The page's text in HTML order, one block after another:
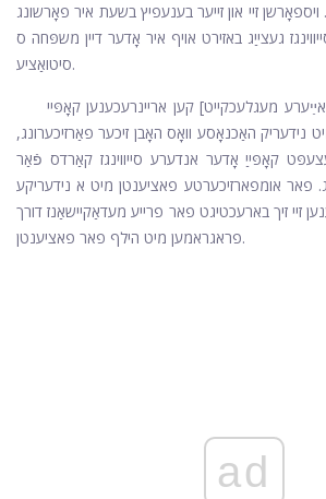
זיי און זייער בענעפיץ בשעת איר פאָרשונג
געצייַג באזירט אויף איר אָדער דיין משפּחה ס
סיטואַציע.
מעגלעכקייט] קען אריינרעכענען קאָפּיי
נידעריק האַכנאָסע וואָס האָבן זיכער פאַרזיכערונג,
קאָפּייַ אָדער אנדערע סייווינגז קאַרדס פֿאַר
פאר אומפארזיכערטע פאציענטן מיט א נידעריקע
זיי זיך בארעכטיגט פאר פרייע מעדאַקיישאַנז דורך
פראגראמען מיט הילף פאר פאציענטן.
ad